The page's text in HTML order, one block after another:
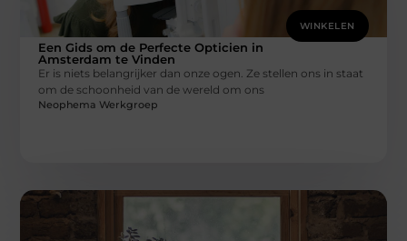
WINKELEN
Een Gids om de Perfecte Opticien in
Amsterdam te Vinden
Er is niets belangrijker dan onze ogen. Ze stellen ons in staat
om de schoonheid van de wereld om ons
Neophema Werkgroep